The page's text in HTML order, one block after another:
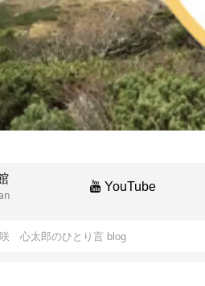
YouTube
心太郎のひとり言 blog